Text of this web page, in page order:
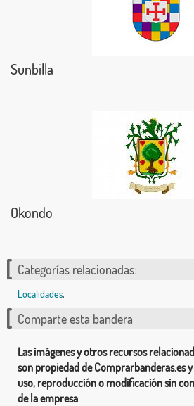
Sunbilla
Okondo
Categorías relacionadas:
Localidades,
Comparte esta bandera
Las imágenes y otros recursos
son propiedad de Comprarbanderas.es
uso, reproducción o modificación sin
de la empresa